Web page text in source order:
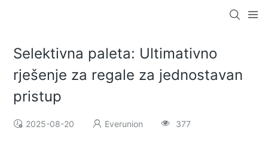
Selektivna paleta: Ultimativno
rješenje za regale za jednostavan
pristup
2025-08-20 Everunion 377